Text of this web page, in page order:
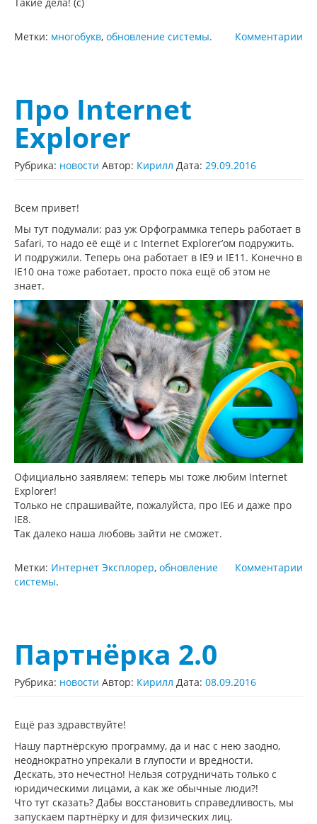
Комментарии
Метки: многобукв, обновление системы.
Про Internet
Explorer
Рубрика: новости Автор: Кирилл Дата: 29.09.2016
Всем привет!
Мы тут подумали: раз уж Орфограммка теперь работает в
Safari, то надо её ещё и с Internet Explorer’ом подружить.
И подружили. Теперь она работает в IE9 и IE11. Конечно в
IE10 она тоже работает, просто пока ещё об этом не
знает.
Официально заявляем: теперь мы тоже любим Internet
Explorer!
Только не спрашивайте, пожалуйста, про IE6 и даже про
IE8.
Так далеко наша любовь зайти не сможет.
Комментарии
Метки: Интернет Эксплорер, обновление
системы.
Партнёрка 2.0
Рубрика: новости Автор: Кирилл Дата: 08.09.2016
Ещё раз здравствуйте!
Нашу партнёрскую программу, да и нас с нею заодно,
неоднократно упрекали в глупости и вредности.
Дескать, это нечестно! Нельзя сотрудничать только с
юридическими лицами, а как же обычные люди?!
Что тут сказать? Дабы восстановить справедливость, мы
запускаем партнёрку и для физических лиц.